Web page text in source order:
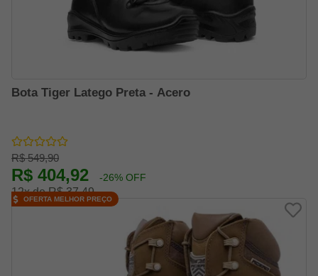
Bota Tiger Latego Preta - Acero
R$ 549,90
R$ 404,92 -26% OFF
12x de R$ 37,49
OFERTA MELHOR PREÇO